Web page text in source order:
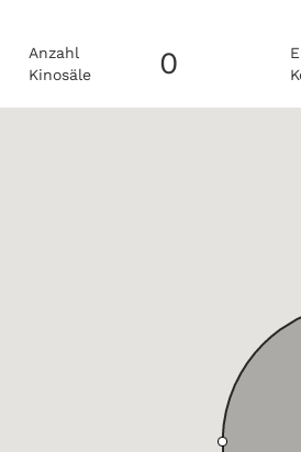
Anzahl
Kinosäle
0